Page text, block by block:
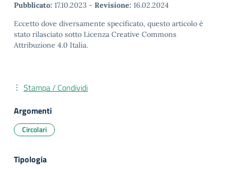
Pubblicato: 17.10.2023 - Revisione: 16.02.2024
Eccetto dove diversamente specificato, questo articolo è
stato rilasciato sotto Licenza Creative Commons
Attribuzione 4.0 Italia.
Stampa / Condividi
Argomenti
Circolari
Tipologia